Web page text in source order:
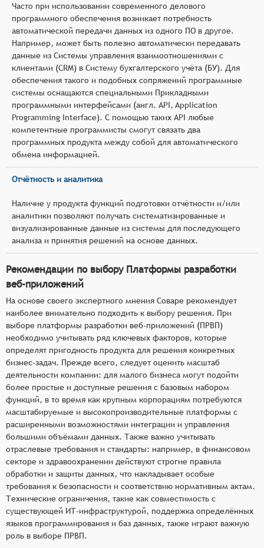
Часто при использовании современного делового
программного обеспечения возникает потребность
автоматической передачи данных из одного ПО в другое.
Например, может быть полезно автоматически передавать
данные из Системы управления взаимоотношениями с
клиентами (CRM) в Систему бухгалтерского учёта (БУ). Для
обеспечения такого и подобных сопряжений программные
системы оснащаются специальными Прикладными
программными интерфейсами (англ. API, Application
Programming Interface). С помощью таких API любые
компетентные программисты смогут связать два
программных продукта между собой для автоматического
обмена информацией.
Отчётность и аналитика
Наличие у продукта функций подготовки отчётности и/или
аналитики позволяют получать систематизированные и
визуализированные данные из системы для последующего
анализа и принятия решений на основе данных.
Рекомендации по выбору Платформы разработки
веб-приложений
На основе своего экспертного мнения Соваре рекомендует
наиболее внимательно подходить к выбору решения. При
выборе платформы разработки веб-приложений (ПРВП)
необходимо учитывать ряд ключевых факторов, которые
определят пригодность продукта для решения конкретных
бизнес-задач. Прежде всего, следует оценить масштаб
деятельности компании: для малого бизнеса могут подойти
более простые и доступные решения с базовым набором
функций, в то время как крупным корпорациям потребуются
масштабируемые и высокопроизводительные платформы с
расширенными возможностями интеграции и управления
большими объёмами данных. Также важно учитывать
отраслевые требования и стандарты: например, в финансовом
секторе и здравоохранении действуют строгие правила
обработки и защиты данных, что накладывает особые
требования к безопасности и соответствию нормативным актам.
Технические ограничения, такие как совместимость с
существующей ИТ-инфраструктурой, поддержка определённых
языков программирования и баз данных, также играют важную
роль в выборе ПРВП.